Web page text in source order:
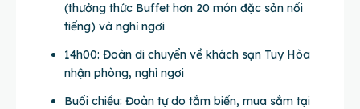
(thưởng thức Buffet hơn 20 món đặc sản nổi
tiếng) và nghỉ ngơi
14h00: Đoàn di chuyển về khách sạn Tuy Hòa
nhận phòng, nghỉ ngơi
Buổi chiều: Đoàn tự do tắm biển, mua sắm tại